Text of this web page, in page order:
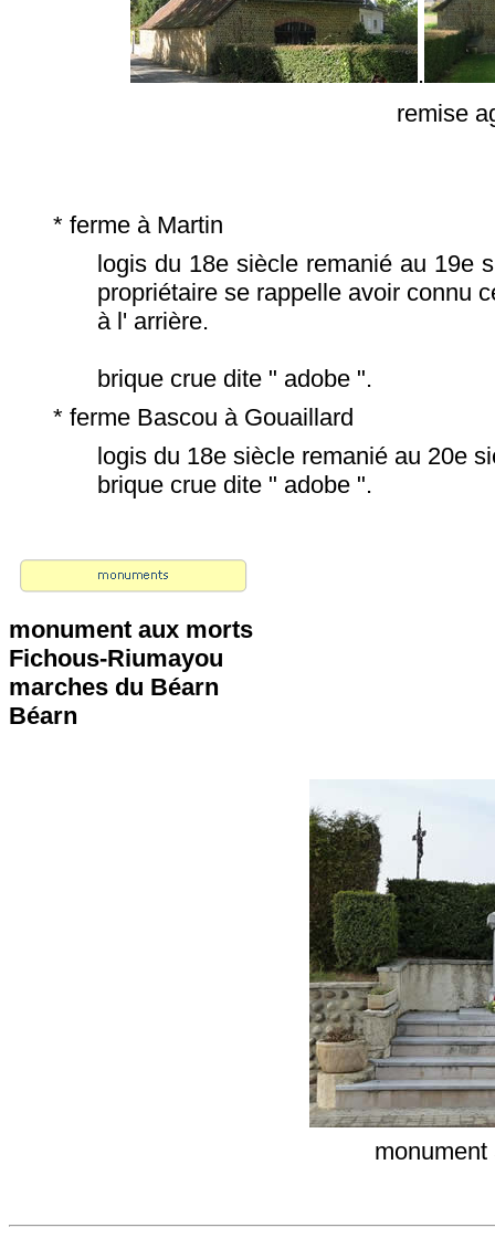
.
remise
* ferme à Martin
logis du 18e siècle remanié au 19e
propriétaire se rappelle avoir connu
à l' arrière.
brique crue dite " adobe ".
* ferme Bascou à Gouaillard
logis du 18e siècle remanié au 20e
brique crue dite " adobe ".
monument aux morts
Fichous-Riumayou
marches du Béarn
Béarn